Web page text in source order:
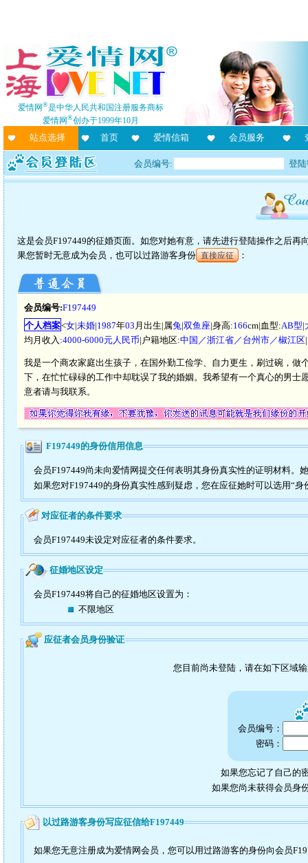
爱情网®是中华人民共和国注册服务商标
爱情网®创办于1999年10月
站点选择 首页 爱情信箱 会员服务
会员编号: 登
这是会员F197449的征婚页面。如您对她有意，请先进行登陆操作之后
果您暂时无意成为会员，也可以过路游客身份 直接应征 ：
会员编号:F197449
个人档案<女|未婚|1987年03 月出生|属兔|双鱼座|身高:166cm|血型:AB型|
均月收入:4000-6000元人民币|户籍地区:中国／浙江省／台州市／椒江区
我是一个商农家庭出生孩子，在国外勤工俭学、自力更生，刷过碗，
下，在忙忙碌碌的工作中却耽误了我的婚姻。我希望有一个真心的男
意者请与我联系。
F197449的身份信用信息
会员F197449尚未向爱情网提交任何表明其身份真实性的证明材料。
如果您对F197449的身份真实性感到疑虑，您在应征她时可以选用“身
对应征者的条件要求
会员F197449未设定对应征者的条件要求。
征婚地区设定
会员F197449将自己的征婚地区设置为：
不限地区
应征者会员身份验证
您目前尚未登陆，请在如下区域
会员编号：
密码：
如果您忘记了自己的
如果您尚未获得会员身
以过路游客身份写应征信给F197449
如果您无意注册成为爱情网会员，您可以用过路游客的身份向会员